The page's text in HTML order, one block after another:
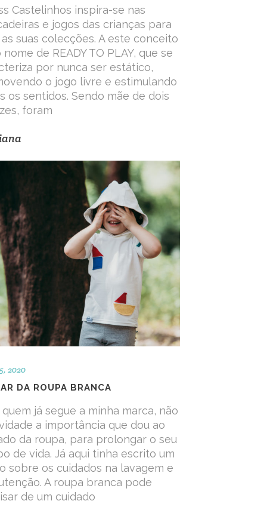
Castelinhos inspira-se nas
e jogos das crianças para
suas colecções. A este conceito
nome de READY TO PLAY, que se
por nunca ser estático,
o jogo livre e estimulando
os sentidos. Sendo mãe de dois
foram
2020
DA ROUPA BRANCA
quem já segue a minha marca, não
a importância que dou ao
da roupa, para prolongar o seu
de vida. Já aqui tinha escrito um
sobre os cuidados na lavagem e
A roupa branca pode
de um cuidado